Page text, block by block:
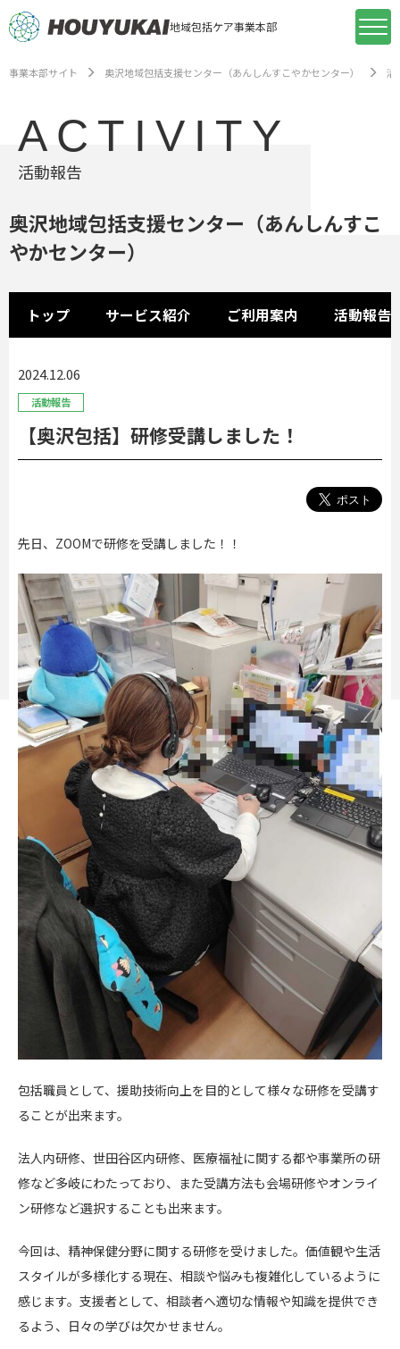
地域包括ケア事業本部
事業本部サイト 奥沢地域包括支援センター（あんしんすこやかセンター） 活
ACTIVITY
活動報告
奥沢地域包括支援センター（あんしんすこ
やかセンター）
トップ サービス紹介 ご利用案内 活動報告
2024.12.06
活動報告
【奥沢包括】研修受講しました！
先日、ZOOMで研修を受講しました！！
包括職員として、援助技術向上を目的として様々な研修を受講す
ることが出来ます。
法人内研修、世田谷区内研修、医療福祉に関する都や事業所の研
修など多岐にわたっており、また受講方法も会場研修やオンライ
ン研修など選択することも出来ます。
今回は、精神保健分野に関する研修を受けました。価値観や生活
スタイルが多様化する現在、相談や悩みも複雑化しているように
感じます。支援者として、相談者へ適切な情報や知識を提供でき
るよう、日々の学びは欠かせません。